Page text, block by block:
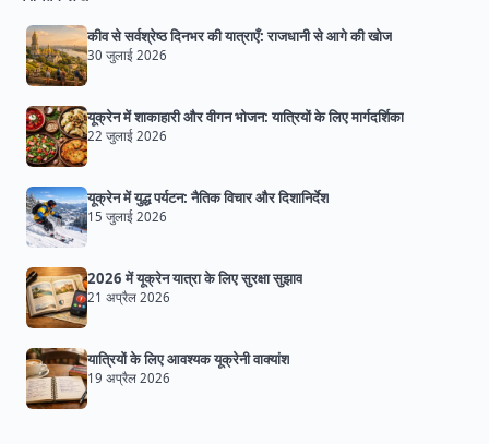
कीव से सर्वश्रेष्ठ दिनभर की यात्राएँ: राजधानी से आगे की खोज
30 जुलाई 2026
यूक्रेन में शाकाहारी और वीगन भोजन: यात्रियों के लिए मार्गदर्शिका
22 जुलाई 2026
यूक्रेन में युद्ध पर्यटन: नैतिक विचार और दिशानिर्देश
15 जुलाई 2026
2026 में यूक्रेन यात्रा के लिए सुरक्षा सुझाव
21 अप्रैल 2026
यात्रियों के लिए आवश्यक यूक्रेनी वाक्यांश
19 अप्रैल 2026